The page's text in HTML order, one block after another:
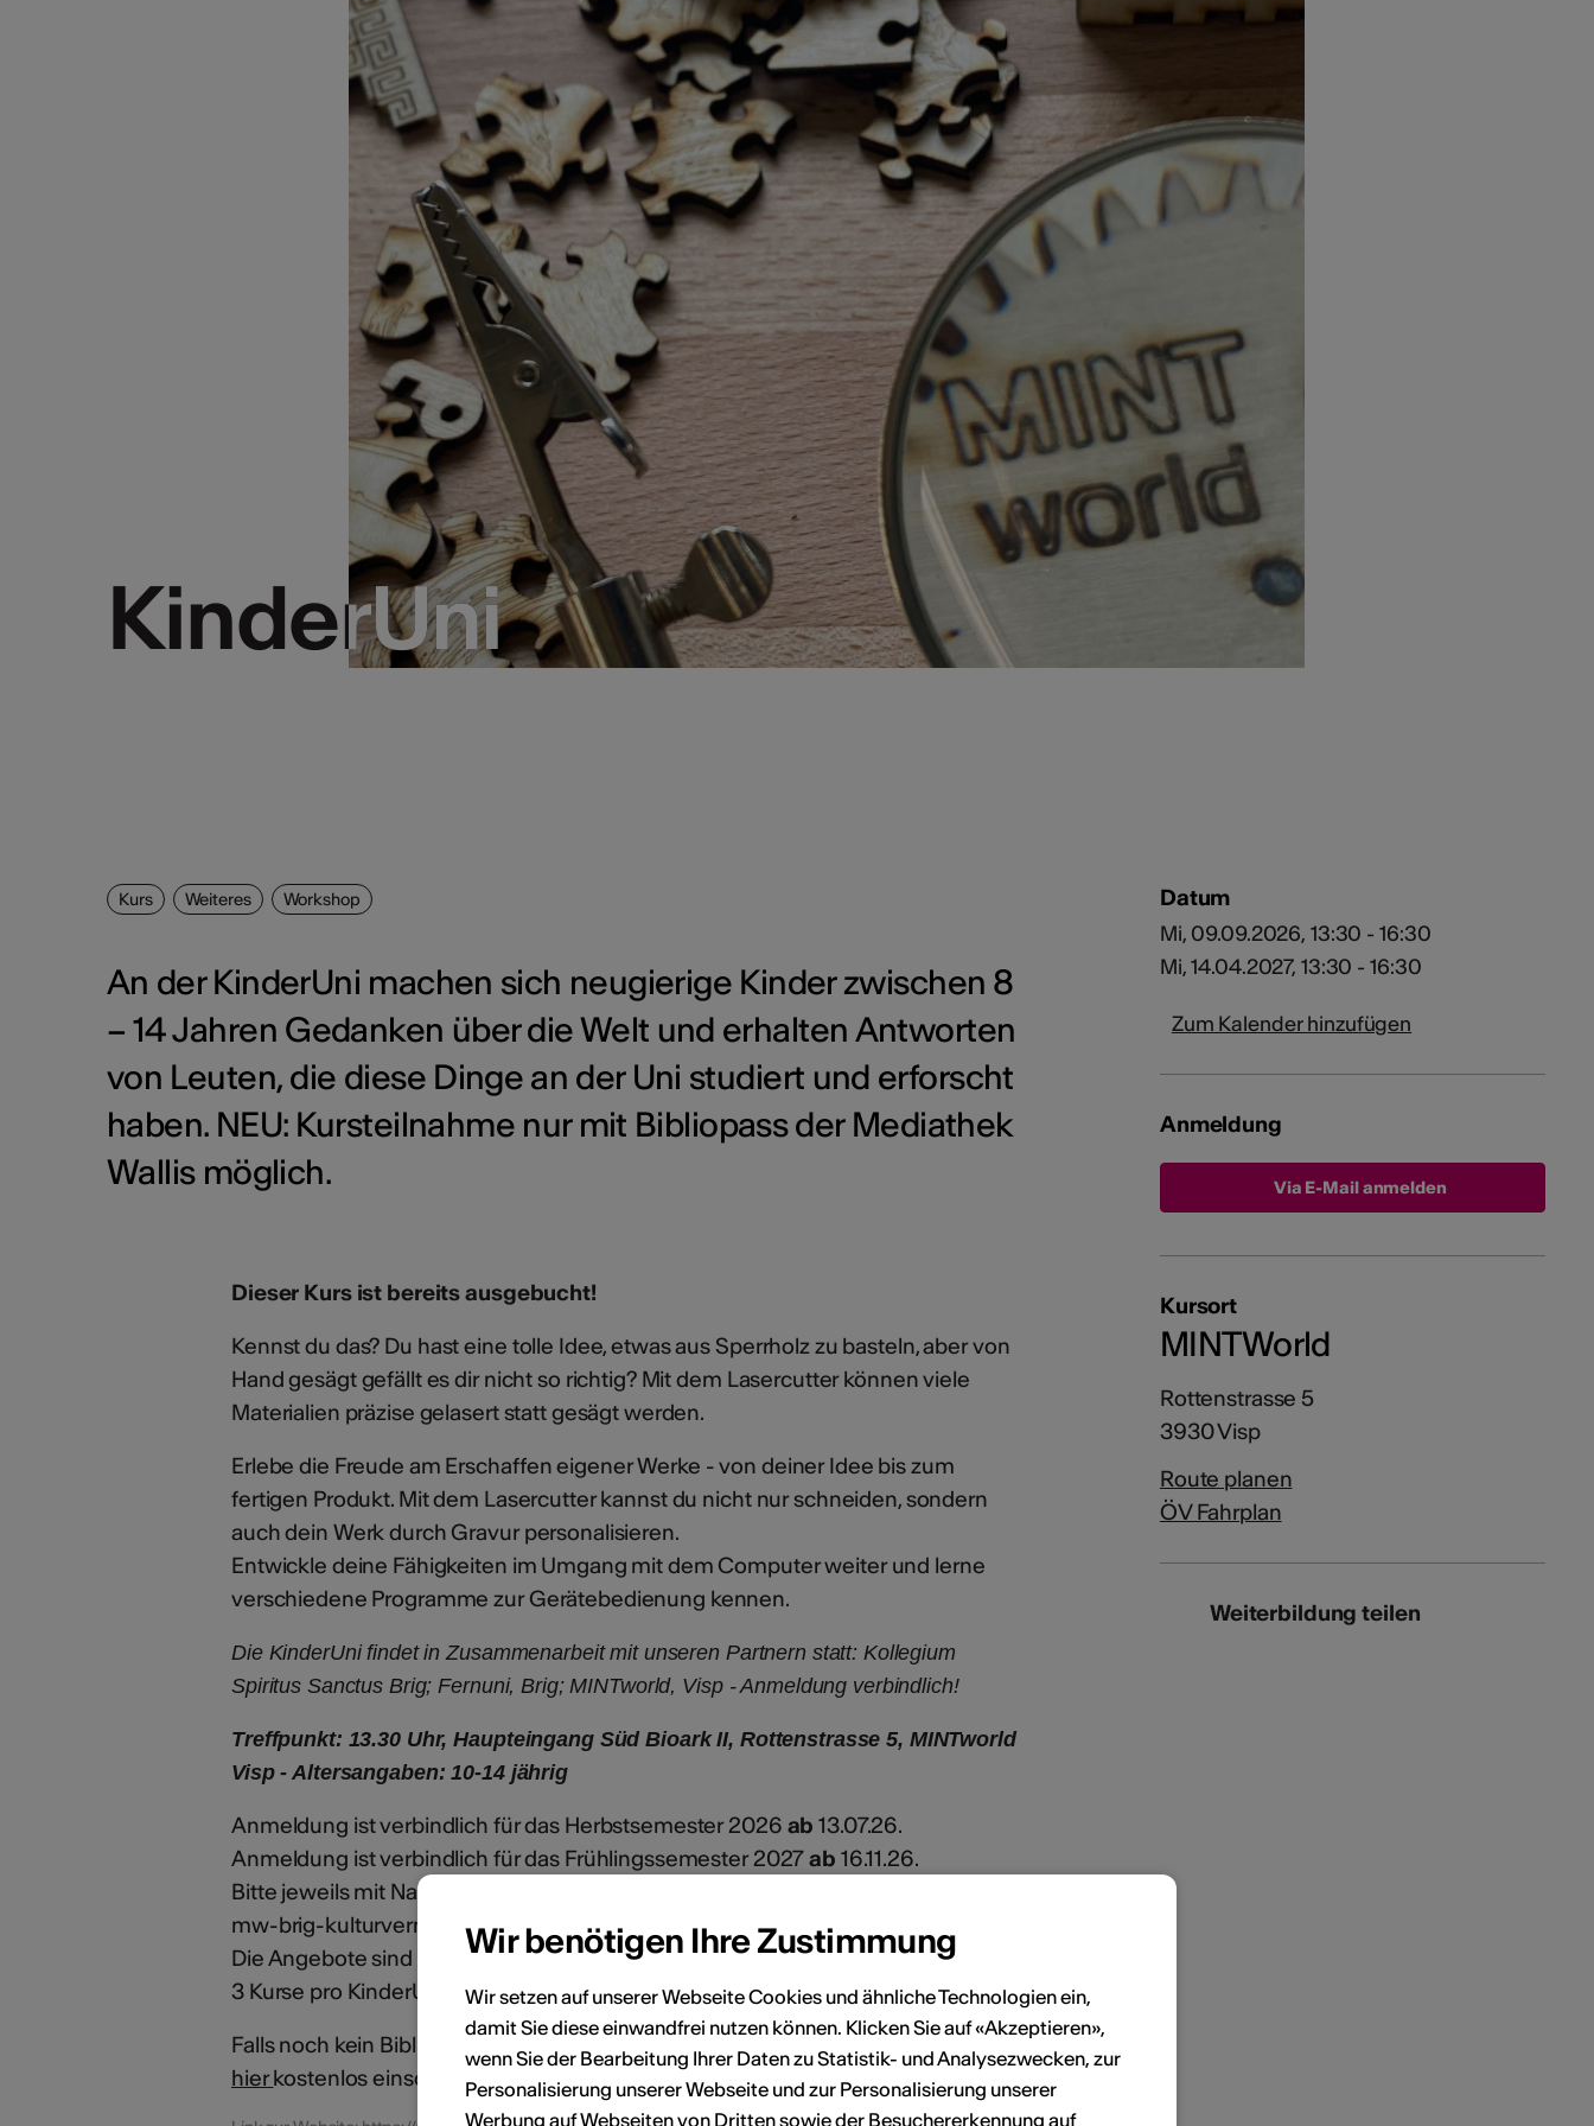
KinderUni
KinderUni
Kurs Weiteres Workshop
An der KinderUni machen sich neugierige Kinder zwischen 8
– 14 Jahren Gedanken über die Welt und erhalten Antworten
von Leuten, die diese Dinge an der Uni studiert und erforscht
haben. NEU: Kursteilnahme nur mit Bibliopass der Mediathek
Wallis möglich.
Dieser Kurs ist bereits ausgebucht!
Kennst du das? Du hast eine tolle Idee, etwas aus Sperrholz zu basteln, aber von
Hand gesägt gefällt es dir nicht so richtig? Mit dem Lasercutter können viele
Materialien präzise gelasert statt gesägt werden.
Erlebe die Freude am Erschaffen eigener Werke - von deiner Idee bis zum
fertigen Produkt. Mit dem Lasercutter kannst du nicht nur schneiden, sondern
auch dein Werk durch Gravur personalisieren.
Entwickle deine Fähigkeiten im Umgang mit dem Computer weiter und lerne
verschiedene Programme zur Gerätebedienung kennen.
Die KinderUni findet in Zusammenarbeit mit unseren Partnern statt: Kollegium
Spiritus Sanctus Brig; Fernuni, Brig; MINTworld, Visp - Anmeldung verbindlich!
Treffpunkt: 13.30 Uhr, Haupteingang Süd Bioark II, Rottenstrasse 5, MINTworld
Visp - Altersangaben: 10-14 jährig
Anmeldung ist verbindlich für das Herbstsemester 2026 ab13.07.26.
Anmeldung ist verbindlich für das Frühlingssemester 2027ab 16.11.26.
Bitte jeweils mit Namen, Altersangaben des Kindes und Bibliopassnummer an:
mw-brig-kulturvermittlung@admin.vs.ch
Die Angebote sind kostenlos; Teilnehmerzahl ist limitiert; pro Kind können max.
3 Kurse pro KinderUni-Semester besucht werden.
Falls noch kein Bibliopass der Mediathek Wallis vorhanden ist, können Sie Ihr Kind
hierkostenlos einschreiben.
Datum
Mi, 09.09.2026, 13:30 - 16:30
Mi, 14.04.2027, 13:30 - 16:30
Zum Kalender hinzufügen
Anmeldung
Via E-Mail anmelden
Kursort
MINTWorld
Rottenstrasse 5
3930 Visp
Route planen
ÖV Fahrplan
Weiterbildung teilen
Wir benötigen Ihre Zustimmung
Wir setzen auf unserer Webseite Cookies und ähnliche Technologien ein,
damit Sie diese einwandfrei nutzen können. Klicken Sie auf «Akzeptieren»,
wenn Sie der Bearbeitung Ihrer Daten zu Statistik- und Analysezwecken, zur
Personalisierung unserer Webseite und zur Personalisierung unserer
Werbung auf Webseiten von Dritten sowie der Besuchererkennung auf